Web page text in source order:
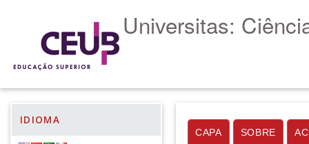
Universitas:
IDIOMA
CAPA SOBRE